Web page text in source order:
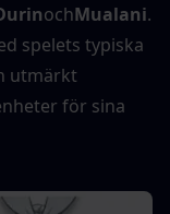
ochMualani.
spelets typiska
utmärkt
för sina